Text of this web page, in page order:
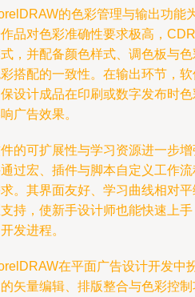
的色彩管理与输出功能
品对色彩准确性要求极高，
，并配备颜色样式、调色板与
搭配的一致性。在输出环节，
设计成品在印刷或数字发布时
广告效果。
的可扩展性与学习资源进一步
过宏、插件与脚本自定义工作
。其界面友好、学习曲线相对
持，使新手设计师也能快速上
发进程。
在平面广告设计开发中
矢量编辑、排版整合与色彩控